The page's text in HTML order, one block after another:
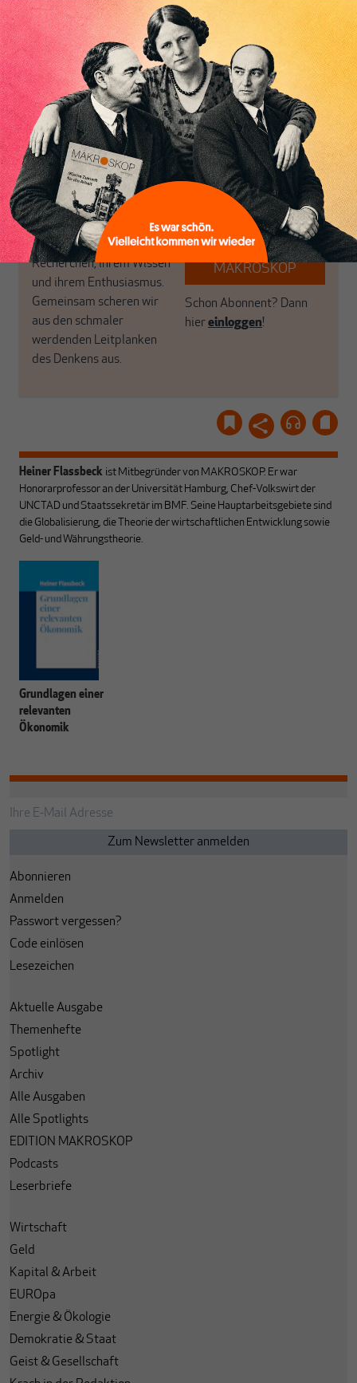
wirtschaftspolitische
Themen aus einer
postkeynesianischen
Perspektive und ist damit
in Deutschland einzigartig.
MAKROSKOP steht für
das große Ganze. Wir
haben einen Blick auf
Geld, Wirtschaft und
Politik, den Sie so
woanders nicht finden.
Dabei leben wir von
unseren Autoren, ihren
Recherchen, ihrem Wissen
und ihrem Enthusiasmus.
Gemeinsam scheren wir
aus den schmaler
werdenden Leitplanken
des Denkens aus.
journalistische Filterblase,
in der sich viele
eingerichtet haben. Wir
öffnen Fenster und
bringen frische Luft in die
engen und verstaubten
Debattenräume.
Brauchen Sie auch frische
Luft? Dann folgen Sie
einfach dem Button.
ABONNIEREN SIE
MAKROSKOP
Schon Abonnent? Dann
hiereinloggen!
Heiner Flassbeck ist Mitbegründer von MAKROSKOP. Er war
Honorarprofessor an der Universität Hamburg, Chef-Volkswirt der
UNCTAD und Staatssekretär im BMF. Seine Hauptarbeitsgebiete sind
die Globalisierung, die Theorie der wirtschaftlichen Entwicklung sowie
Geld- und Währungstheorie.
Grundlagen einer
relevanten
Ökonomik
Abonnieren
Anmelden
Passwort vergessen?
Code einlösen
Lesezeichen
Aktuelle Ausgabe
Themenhefte
Spotlight
Archiv
Alle Ausgaben
Alle Spotlights
EDITION MAKROSKOP
Podcasts
Leserbriefe
Wirtschaft
Geld
Kapital & Arbeit
EUROpa
Energie & Ökologie
Demokratie & Staat
Geist & Gesellschaft